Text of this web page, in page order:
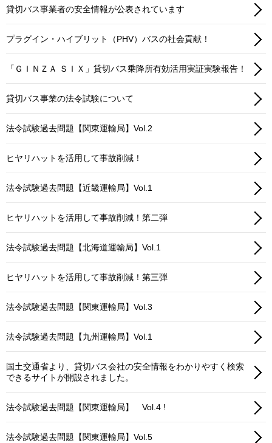
貸切バス事業者の安全情報が公表されています
プラグイン・ハイブリット（PHV）バスの社会貢献！
「ＧＩＮＺＡ ＳＩＸ」貸切バス乗降所有効活用実証実験報告！
貸切バス事業の法令試験について
法令試験過去問題【関東運輸局】Vol.2
ヒヤリハットを活用して事故削減！
法令試験過去問題【近畿運輸局】Vol.1
ヒヤリハットを活用して事故削減！第二弾
法令試験過去問題【北海道運輸局】Vol.1
ヒヤリハットを活用して事故削減！第三弾
法令試験過去問題【関東運輸局】Vol.3
法令試験過去問題【九州運輸局】Vol.1
国土交通省より、貸切バス会社の安全情報をわかりやすく検索
できるサイトが開設されました。
法令試験過去問題【関東運輸局】 Vol.4 !
法令試験過去問題【関東運輸局】Vol.5